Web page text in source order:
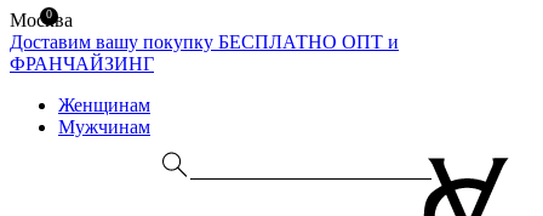
Москва
Доставим вашу покупку БЕСПЛАТНО ОПТ и
ФРАНЧАЙЗИНГ
Женщинам
Мужчинам
0